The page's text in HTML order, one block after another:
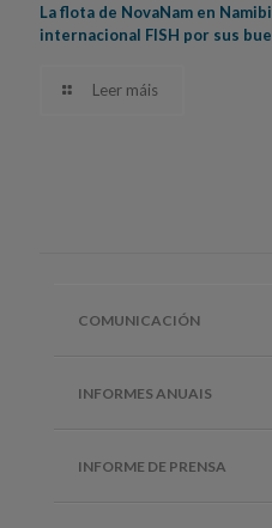
La flota de NovaNam en
internacional FISH por sus
Leer máis
COMUNICACIÓN
INFORMES ANUAIS
INFORME DE PRENSA